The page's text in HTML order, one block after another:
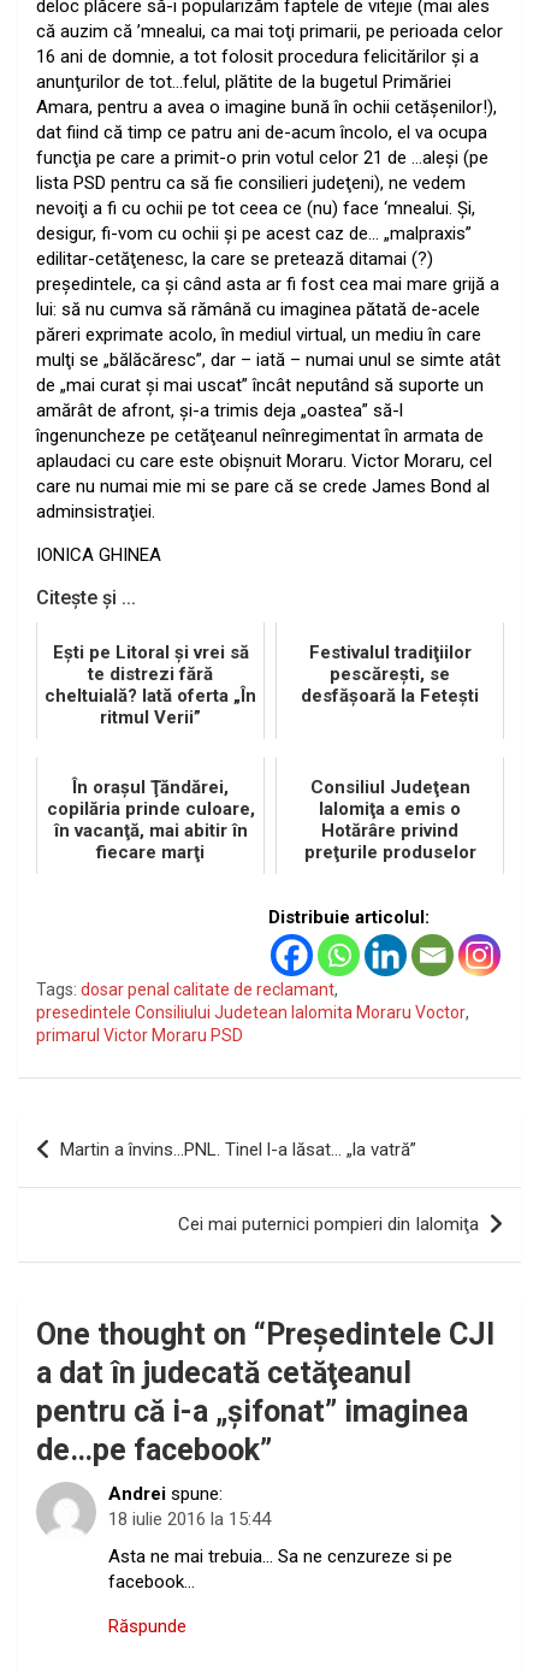
deloc plăcere să-i popularizăm faptele de vitejie (mai ales
că auzim că ’mnealui, ca mai toţi primarii, pe perioada celor
16 ani de domnie, a tot folosit procedura felicitărilor şi a
anunţurilor de tot…felul, plătite de la bugetul Primăriei
Amara, pentru a avea o imagine bună în ochii cetăşenilor!),
dat fiind că timp ce patru ani de-acum încolo, el va ocupa
funcţia pe care a primit-o prin votul celor 21 de …aleşi (pe
lista PSD pentru ca să fie consilieri judeţeni), ne vedem
nevoiţi a fi cu ochii pe tot ceea ce (nu) face ‘mnealui. Şi,
desigur, fi-vom cu ochii şi pe acest caz de… „malpraxis”
edilitar-cetăţenesc, la care se pretează ditamai (?)
preşedintele, ca şi când asta ar fi fost cea mai mare grijă a
lui: să nu cumva să rămână cu imaginea pătată de-acele
păreri exprimate acolo, în mediul virtual, un mediu în care
mulţi se „bălăcăresc”, dar – iată – numai unul se simte atât
de „mai curat şi mai uscat” încât neputând să suporte un
amărât de afront, şi-a trimis deja „oastea” să-l
îngenuncheze pe cetăţeanul neînregimentat în armata de
aplaudaci cu care este obişnuit Moraru. Victor Moraru, cel
care nu numai mie mi se pare că se crede James Bond al
adminsistraţiei.
IONICA GHINEA
Citește și ...
Eşti pe Litoral şi vrei să
te distrezi fără
cheltuială? Iată oferta „În
ritmul Verii”
Festivalul tradiţiilor
pescăreşti, se
desfăşoară la Feteşti
În oraşul Ţăndărei,
copilăria prinde culoare,
în vacanţă, mai abitir în
fiecare marţi
Consiliul Judeţean
Ialomiţa a emis o
Hotărâre privind
preţurile produselor
Distribuie articolul:
Tags: dosar penal calitate de reclamant,
presedintele Consiliului Judetean Ialomita Moraru Voctor,
primarul Victor Moraru PSD
Navigare
Martin a învins…PNL. Tinel l-a lăsat… „la vatră”
Cei mai puternici pompieri din Ialomiţa
One thought on “ Preşedintele CJI
a dat în judecată cetăţeanul
pentru că i-a „şifonat” imaginea
de…pe facebook”
Andrei spune:
18 iulie 2016 la 15:44
Asta ne mai trebuia… Sa ne cenzureze si pe
facebook…
Răspunde